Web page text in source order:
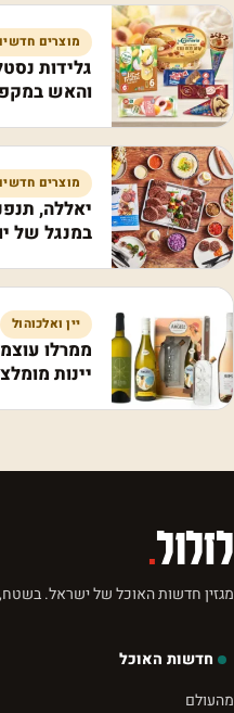
מוצרים
והאש
מוצרים
יאללה,
במנגל של
יין ואלכוהול
יינות
לזלול.
מגזין חדשות האוכל של ישראל. בשטח,
חדשות האוכל
מהעולם